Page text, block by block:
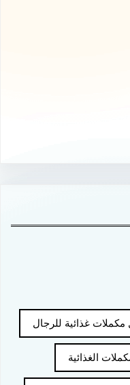
غذائية للرجال
الغذائية